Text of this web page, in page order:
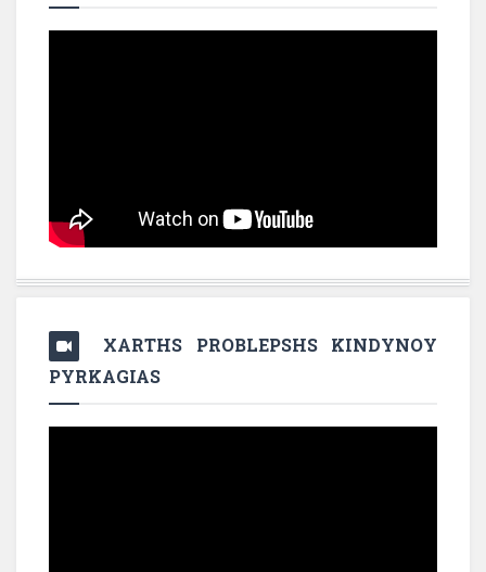
XARTHS PROBLEPSHS KINDYNOY
PYRKAGIAS